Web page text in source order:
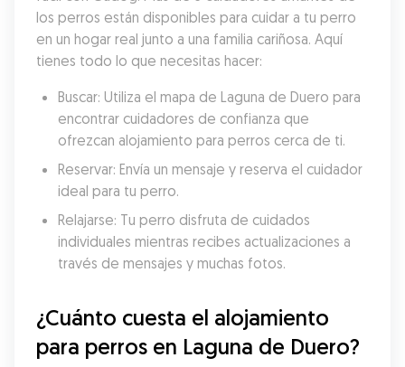
los perros están disponibles para cuidar a tu perro
en un hogar real junto a una familia cariñosa. Aquí
tienes todo lo que necesitas hacer:
Buscar: Utiliza el mapa de Laguna de Duero para
encontrar cuidadores de confianza que
ofrezcan alojamiento para perros cerca de ti.
Reservar: Envía un mensaje y reserva el cuidador
ideal para tu perro.
Relajarse: Tu perro disfruta de cuidados
individuales mientras recibes actualizaciones a
través de mensajes y muchas fotos.
¿Cuánto cuesta el alojamiento
para perros en Laguna de Duero?